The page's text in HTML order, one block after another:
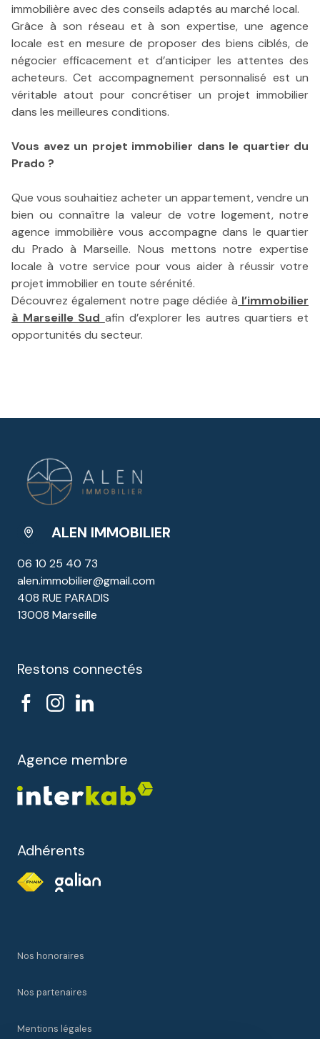
immobilière avec des conseils adaptés au marché local.
Grâce à son réseau et à son expertise, une agence
locale est en mesure de proposer des biens ciblés, de
négocier efficacement et d’anticiper les attentes des
acheteurs. Cet accompagnement personnalisé est un
véritable atout pour concrétiser un projet immobilier
dans les meilleures conditions.
Vous avez un projet immobilier dans le quartier du
Prado ?
Que vous souhaitiez acheter un appartement, vendre un
bien ou connaître la valeur de votre logement, notre
agence immobilière vous accompagne dans le quartier
du Prado à Marseille. Nous mettons notre expertise
locale à votre service pour vous aider à réussir votre
projet immobilier en toute sérénité.
Découvrez également notre page dédiée à l’immobilier
à Marseille Sud afin d’explorer les autres quartiers et
opportunités du secteur.
ALEN IMMOBILIER
06 10 25 40 73
alen.immobilier@gmail.com
408 RUE PARADIS
13008 Marseille
Restons connectés
Agence membre
Adhérents
Nos honoraires
Nos partenaires
Mentions légales